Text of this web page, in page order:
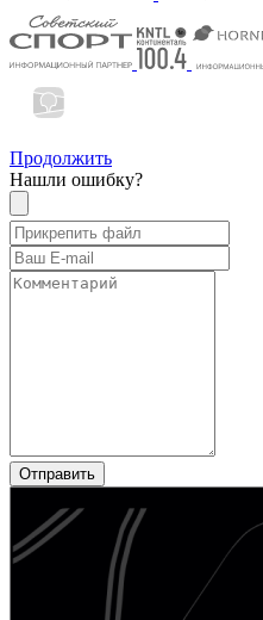
Продолжить
Нашли ошибку?